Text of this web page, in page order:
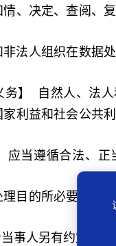
、决定、查阅、
人组织在数据
务】 自然人、法
利益和社会公共
当遵循合法、正
的所必要的最小
人另有约定的除